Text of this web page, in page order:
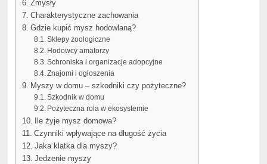
Zmysły
Charakterystyczne zachowania
Gdzie kupić mysz hodowlaną?
Sklepy zoologiczne
Hodowcy amatorzy
Schroniska i organizacje adopcyjne
Znajomi i ogłoszenia
Myszy w domu – szkodniki czy pożyteczne?
Szkodnik w domu
Pożyteczna rola w ekosystemie
Ile żyje mysz domowa?
Czynniki wpływające na długość życia
Jaka klatka dla myszy?
Jedzenie myszy